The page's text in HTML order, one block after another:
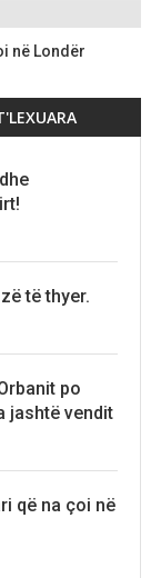
në Londër
të thyer.
po
jashtë vendit
që na çoi në